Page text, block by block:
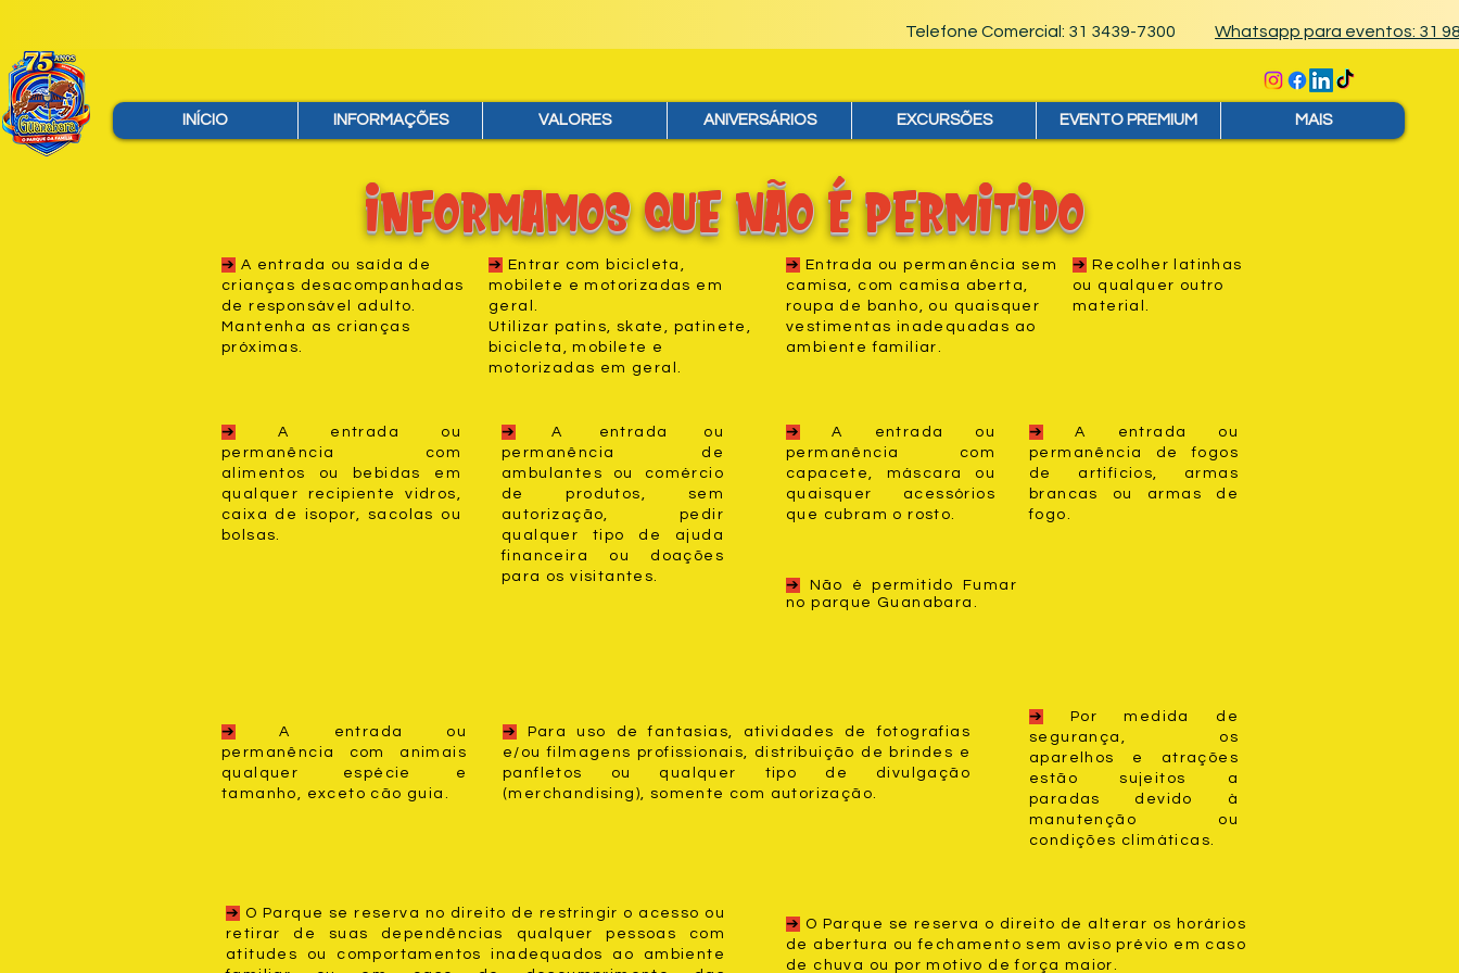
Telefone Comercial: 31 3439-7300 Whatsapp para eventos: 31
INÍCIO INFORMAÇÕES VALORES ANIVERSÁRIOS EXCURSÕES EVENTO PREMIUM MAIS
Informamos que não é permitido
➔ A entrada ou saída de
crianças desacompanhadas
de responsável adulto.
Mantenha as crianças
próximas.
➔
Entrar com bicicleta,
mobilete e motorizadas em
geral.
Utilizar patins, skate, patinete,
bicicleta, mobilete e
motorizadas em geral.
➔
Entrada ou permanência sem
camisa, com camisa aberta,
roupa de banho, ou quaisquer
vestimentas inadequadas ao
ambiente familiar.
➔
Recolher latinhas
ou qualquer outro
material.
➔
A entrada ou
permanência com
alimentos ou bebidas em
qualquer recipiente vidros,
caixa de isopor, sacolas ou
bolsas.
➔
A entrada ou
permanência de
ambulantes ou comércio
de produtos, sem
autorização, pedir
qualquer tipo de ajuda
financeira ou doações
para os visitantes.
➔
A entrada ou
permanência com
capacete, máscara ou
quaisquer acessórios
que cubram o rosto.
➔
A entrada ou
permanência de fogos
de artifícios, armas
brancas ou armas de
fogo.
➔
Não é permitido Fumar
no parque Guanabara.
➔
A entrada ou
permanência com animais
qualquer espécie e
tamanho, exceto cão guia.
➔
Para uso de fantasias, atividades de fotografias
e/ou filmagens profissionais, distribuição de brindes e
panfletos ou qualquer tipo de divulgação
(merchandising), somente com autorização.
➔
Por medida de
segurança, os
aparelhos e atrações
estão sujeitos a
paradas devido à
manutenção ou
condições climáticas.
➔ O Parque se reserva no direito de restringir o acesso ou
retirar de suas dependências qualquer pessoas com
atitudes ou comportamentos inadequados ao ambiente
➔ O Parque se reserva o direito de alterar os horários
de abertura ou fechamento sem aviso prévio em caso
de chuva ou por motivo de força maior.